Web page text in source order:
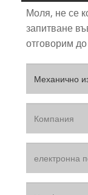
Моля, не се
запитване
отговорим